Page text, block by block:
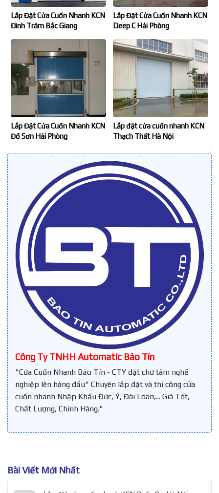
Lắp Đặt Cửa Cuốn Nhanh KCN
Đình Trám Bắc Giang
Lắp Đặt Cửa Cuốn Nhanh KCN
Deep C Hải Phòng
Lắp Đặt Cửa Cuốn Nhanh KCN
Đồ Sơn Hải Phòng
Lắp đặt cửa cuốn nhanh KCN
Thạch Thất Hà Nội
Công Ty TNHH Automatic Bảo Tín
"Cửa Cuốn Nhanh Bảo Tín - CTY đặt chữ tâm nghề
nghiệp lên hàng đầu" Chuyên lắp đặt và thi công cửa
cuốn nhanh Nhập Khẩu Đức, Ý, Đài Loan,... Giá Tốt,
Chất Lượng, Chính Hãng."
Bài Viết Mới Nhất